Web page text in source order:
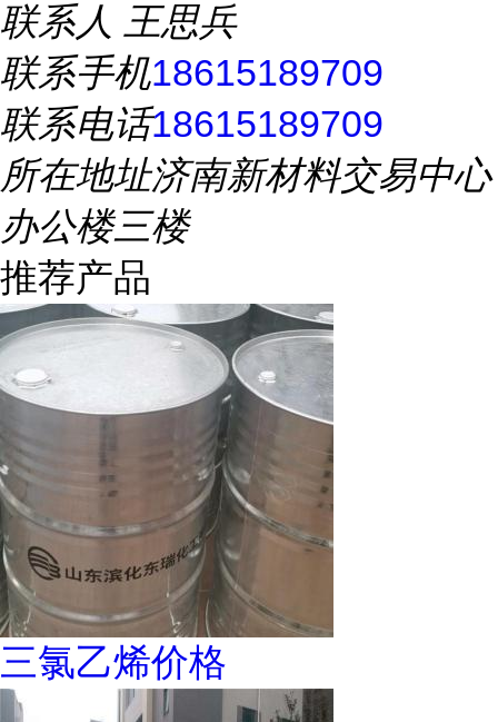
联系人 王思兵
联系手机18615189709
联系电话18615189709
所在地址济南新材料交易中心
办公楼三楼
推荐产品
三氯乙烯价格